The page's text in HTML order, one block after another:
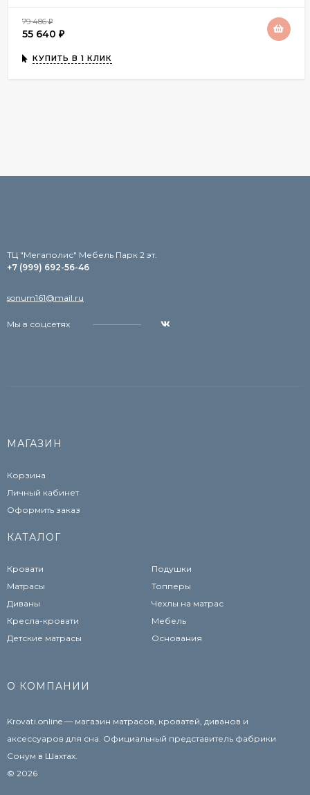
79 486₽
55 640 ₽
КУПИТЬ В 1 КЛИК
TЦ "Мегаполис" Мебель Парк 2 эт.
+7 (999) 692-56-46
sonum161@mail.ru
Мы в соцсетях
МАГАЗИН
Корзина
Личный кабинет
Оформить заказ
КАТАЛОГ
Кровати
Матрасы
Диваны
Кресла-кровати
Детские матрасы
Подушки
Топперы
Чехлы на матрас
Мебель
Основания
О КОМПАНИИ
Krovati.online — магазин матрасов, кроватей, диванов и
аксессуаров для сна. Официальный представитель фабрики
Сонум в Шахтах.
© 2026